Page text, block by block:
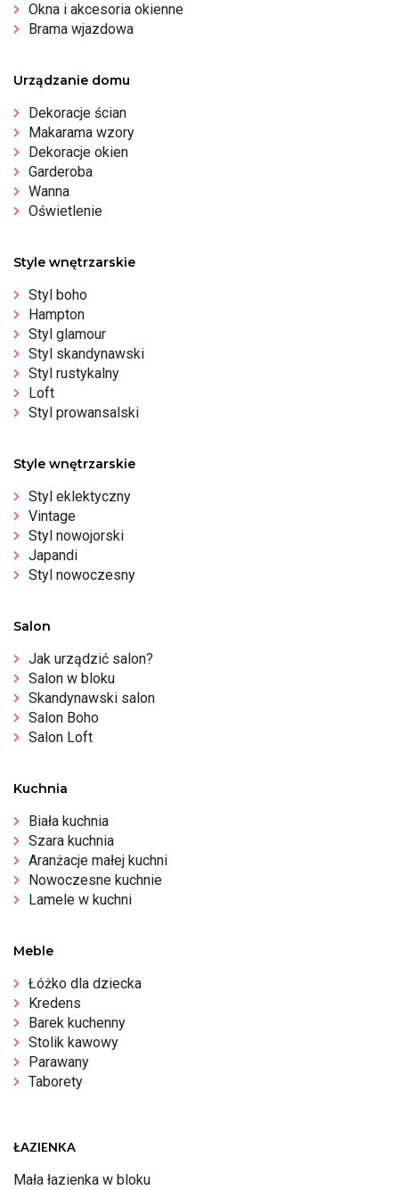
Okna i akcesoria okienne
Brama wjazdowa
Urządzanie domu
Dekoracje ścian
Makarama wzory
Dekoracje okien
Garderoba
Wanna
Oświetlenie
Style wnętrzarskie
Styl boho
Hampton
Styl glamour
Styl skandynawski
Styl rustykalny
Loft
Styl prowansalski
Style wnętrzarskie
Styl eklektyczny
Vintage
Styl nowojorski
Japandi
Styl nowoczesny
Salon
Jak urządzić salon?
Salon w bloku
Skandynawski salon
Salon Boho
Salon Loft
Kuchnia
Biała kuchnia
Szara kuchnia
Aranżacje małej kuchni
Nowoczesne kuchnie
Lamele w kuchni
Meble
Łóżko dla dziecka
Kredens
Barek kuchenny
Stolik kawowy
Parawany
Taborety
ŁAZIENKA
Mała łazienka w bloku